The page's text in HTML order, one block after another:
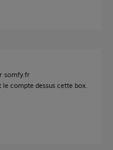
somfy.fr
compte dessus cette box.